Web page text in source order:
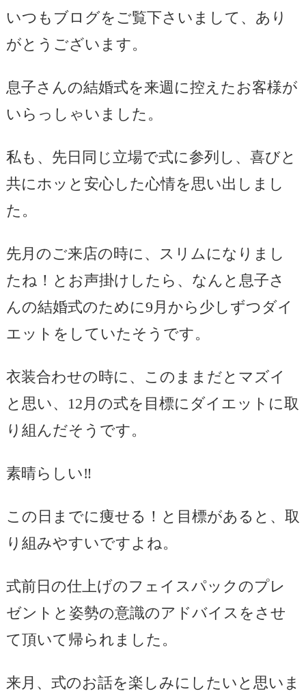
いつもブログをご覧下さいまして、あり
がとうございます。
息子さんの結婚式を来週に控えたお客様が
いらっしゃいました。
私も、先日同じ立場で式に参列し、喜びと
共にホッと安心した心情を思い出しまし
た。
先月のご来店の時に、スリムになりまし
たね！とお声掛けしたら、なんと息子さ
んの結婚式のために9月から少しずつダイ
エットをしていたそうです。
衣装合わせの時に、このままだとマズイ
と思い、12月の式を目標にダイエットに取
り組んだそうです。
素晴らしい‼️
この日までに痩せる！と目標があると、取
り組みやすいですよね。
式前日の仕上げのフェイスパックのプレ
ゼントと姿勢の意識のアドバイスをさせ
て頂いて帰られました。
来月、式のお話を楽しみにしたいと思いま